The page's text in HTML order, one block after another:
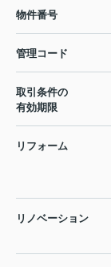
物件番号
管理コード
取引条件の
有効期限
リフォーム
リノベーション